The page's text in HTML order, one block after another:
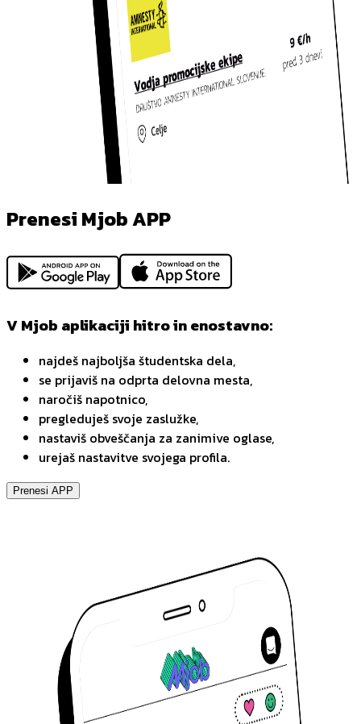
Prenesi Mjob APP
V Mjob aplikaciji hitro in enostavno:
najdeš najboljša študentska dela,
se prijaviš na odprta delovna mesta,
naročiš napotnico,
pregleduješ svoje zaslužke,
nastaviš obveščanja za zanimive oglase,
urejaš nastavitve svojega profila.
Prenesi APP